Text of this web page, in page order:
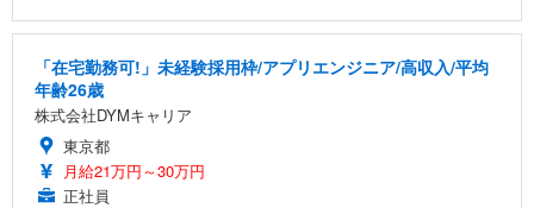
「在宅勤務可!」未経験採用枠/アプリエンジニア/高収入/平均
年齢26歳
株式会社DYMキャリア
東京都
月給21万円～30万円
正社員